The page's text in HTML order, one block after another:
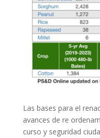
Las bases para el
avances de re
curso y seguridad